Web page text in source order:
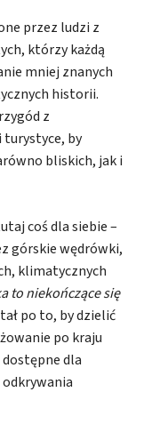
przez ludzi z
którzy każdą
mniej znanych
historii.
z
by
bliskich, jak i
coś dla siebie –
górskie wędrówki,
klimatycznych
to niekończące się
po to, by dzielić
po kraju
dla